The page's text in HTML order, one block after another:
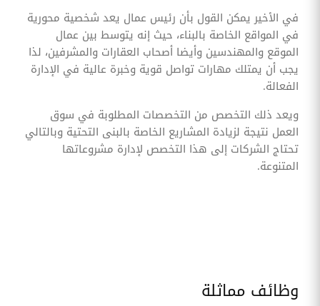
في الأخير يمكن القول بأن رئيس عمال يعد شخصية محورية
في المواقع الخاصة بالبناء، حيث إنه يتوسط بين عمال
الموقع والمهندسين وأيضا أصحاب العقارات والمشرفين، لذا
يجب أن يمتلك مهارات تواصل قوية وخبرة عالية في الإدارة
الفعالة.
ويعد ذلك التخصص من التخصصات المطلوبة في سوق
العمل نتيجة لزيادة المشاريع الخاصة بالبنى التحتية وبالتالي
تحتاج الشركات إلى هذا التخصص لإدارة مشروعاتها
المتنوعة.
وظائف مماثلة